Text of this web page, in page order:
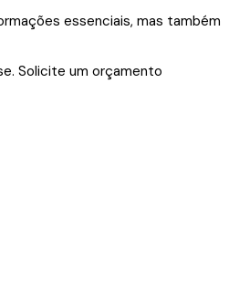
essenciais, mas também
Solicite um orçamento